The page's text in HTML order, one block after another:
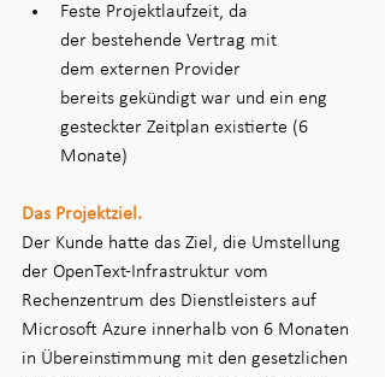
Feste Projektlaufzeit, da
der bestehende Vertrag mit
dem externen Provider
bereits gekündigt war und ein eng
gesteckter Zeitplan existierte (6
Monate)
Das Projektziel.
Der Kunde hatte das Ziel, die Umstellung
der OpenText-Infrastruktur vom
Rechenzentrum des Dienstleisters auf
Microsoft Azure innerhalb von 6 Monaten
in Übereinstimmung mit den gesetzlichen